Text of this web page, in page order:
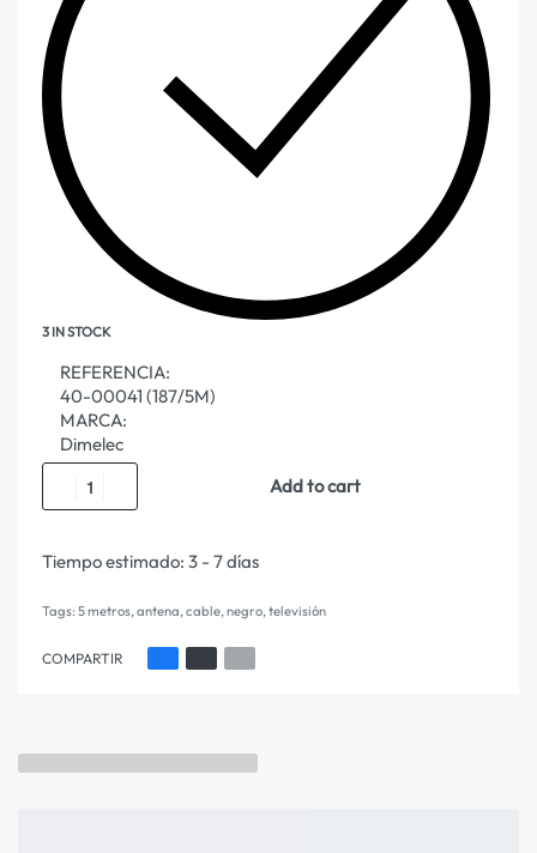
3 IN STOCK
REFERENCIA:
40-00041 (187/5M)
MARCA:
Dimelec
Add to cart
Tiempo estimado: 3 - 7 días
Tags: 5 metros,antena,cable,negro,televisión
COMPARTIR